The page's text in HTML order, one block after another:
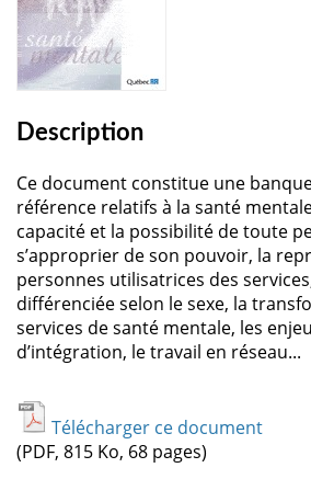
Description
Ce document constitue une
référence relatifs à la santé
capacité et la possibilité de toute
s’approprier de son pouvoir, la
personnes utilisatrices des
différenciée selon le sexe, la
services de santé mentale, les
d’intégration, le travail en réseau...
Télécharger ce document
(PDF, 815 Ko, 68 pages)